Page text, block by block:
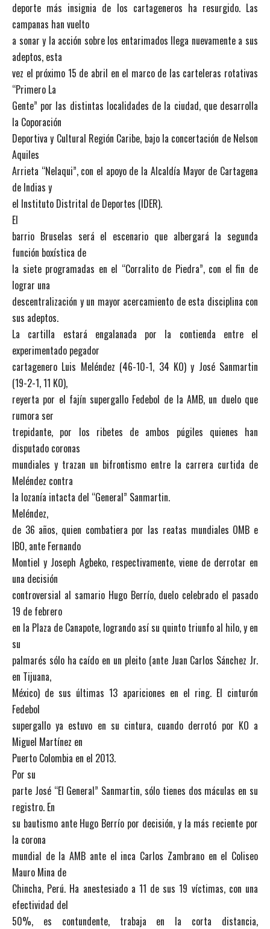
deporte más insignia de los cartageneros ha resurgido. Las
campanas han vuelto
a sonar y la acción sobre los entarimados llega nuevamente a sus
adeptos, esta
vez el próximo 15 de abril en el marco de las carteleras rotativas
“Primero La
Gente” por las distintas localidades de la ciudad, que desarrolla
la Coporación
Deportiva y Cultural Región Caribe, bajo la concertación de Nelson
Aquiles
Arrieta “Nelaqui”, con el apoyo de la Alcaldía Mayor de Cartagena
de Indias y
el Instituto Distrital de Deportes (IDER).
El
barrio Bruselas será el escenario que albergará la segunda
función boxística de
la siete programadas en el “Corralito de Piedra”, con el fin de
lograr una
descentralización y un mayor acercamiento de esta disciplina con
sus adeptos.
La cartilla estará engalanada por la contienda entre el
experimentado pegador
cartagenero Luis Meléndez (46-10-1, 34 KO) y José Sanmartin
(19-2-1, 11 KO),
reyerta por el fajín supergallo Fedebol de la AMB, un duelo que
rumora ser
trepidante, por los ribetes de ambos púgiles quienes han
disputado coronas
mundiales y trazan un bifrontismo entre la carrera curtida de
Meléndez contra
la lozanía intacta del “General” Sanmartin.
Meléndez,
de 36 años, quien combatiera por las reatas mundiales OMB e
IBO, ante Fernando
Montiel y Joseph Agbeko, respectivamente, viene de derrotar en
una decisión
controversial al samario Hugo Berrío, duelo celebrado el pasado
19 de febrero
en la Plaza de Canapote, logrando así su quinto triunfo al hilo, y en
su
palmarés sólo ha caído en un pleito (ante Juan Carlos Sánchez Jr.
en Tijuana,
México) de sus últimas 13 apariciones en el ring. El cinturón
Fedebol
supergallo ya estuvo en su cintura, cuando derrotó por KO a
Miguel Martínez en
Puerto Colombia en el 2013.
Por su
parte José “El General” Sanmartin, sólo tienes dos máculas en su
registro. En
su bautismo ante Hugo Berrío por decisión, y la más reciente por
la corona
mundial de la AMB ante el inca Carlos Zambrano en el Coliseo
Mauro Mina de
Chincha, Perú. Ha anestesiado a 11 de sus 19 víctimas, con una
efectividad del
50%, es contundente, trabaja en la corta distancia,